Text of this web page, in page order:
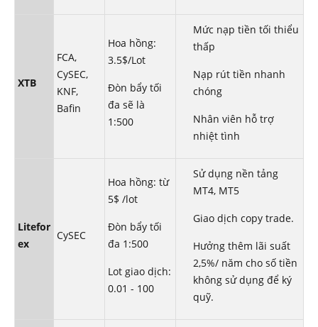
XTB
FCA,
CySEC,
KNF,
Bafin
Hoa hồng:
3.5$/Lot
Đòn bẩy tối
đa sẽ là
1:500
Mức nạp tiền tối thiểu
thấp
Nạp rút tiền nhanh
chóng
Nhân viên hỗ trợ
nhiệt tình
Litefor
ex
CySEC
Hoa hồng: từ
5$ /lot
Đòn bẩy tối
đa 1:500
Lot giao dịch:
0.01 - 100
Sử dụng nền tảng
MT4, MT5
Giao dịch copy trade.
Hưởng thêm lãi suất
2,5%/ năm cho số tiền
không sử dụng để ký
quỹ.